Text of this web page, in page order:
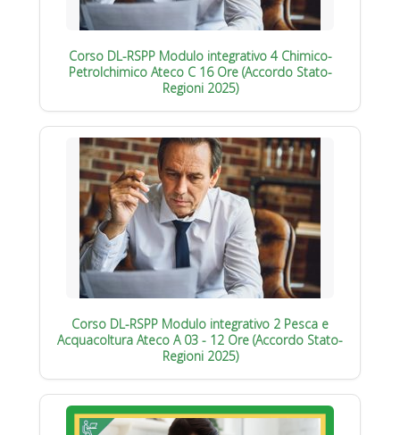
Corso DL-RSPP Modulo integrativo 4 Chimico-
Petrolchimico Ateco C 16 Ore (Accordo Stato-
Regioni 2025)
Corso DL-RSPP Modulo integrativo 2 Pesca e
Acquacoltura Ateco A 03 - 12 Ore (Accordo Stato-
Regioni 2025)